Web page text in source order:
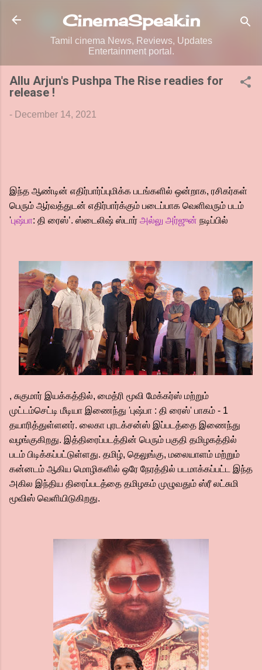
Skip to main content
CinemaSpeak.in
Tamil cinema News, Reviews, Updates
Entertainment portal.
Allu Arjun's Pushpa The Rise readies for
release !
- December 14, 2021
இந்த ஆண்டின் எதிர்பார்ப்புமிக்க படங்களில் ஒன்றாக, ரசிகர்கள்
பெரும் ஆர்வத்துடன் எதிர்பார்க்கும் படைப்பாக வெளிவரும் படம்
'புஷ்பா: தி ரைஸ்’. ஸ்டைலிஷ் ஸ்டார் அல்லு அர்ஜுன் நடிப்பில்
, சுகுமார் இயக்கத்தில், மைத்ரி மூவி மேக்கர்ஸ் மற்றும்
முட்டம்செட்டி மீடியா இணைந்து 'புஷ்பா : தி ரைஸ்' பாகம் - 1
தயாரித்துள்ளனர். லைகா புரடக்சன்ஸ் இப்படத்தை இணைந்து
வழங்குகிறது. இத்திரைப்படத்தின் பெரும் பகுதி தமிழகத்தில்
படம் பிடிக்கப்பட்டுள்ளது. தமிழ், தெலுங்கு, மலையாளம் மற்றும்
கன்னடம் ஆகிய மொழிகளில் ஒரே நேரத்தில் படமாக்கப்பட்ட இந்த
அகில இந்திய திரைப்படத்தை தமிழகம் முழுவதும் ஸ்ரீ லட்சுமி
மூவிஸ் வெளியிடுகிறது.